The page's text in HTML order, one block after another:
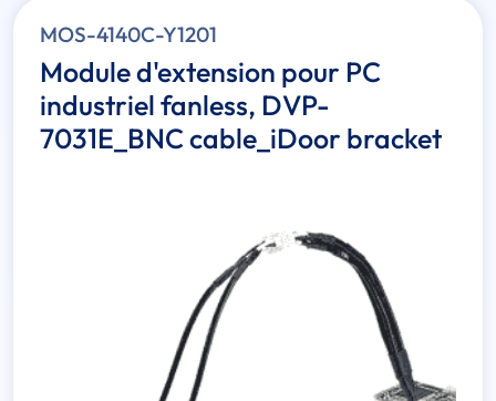
MOS-4140C-Y1201
Module d'extension pour PC
industriel fanless, DVP-
7031E_BNC cable_iDoor bracket